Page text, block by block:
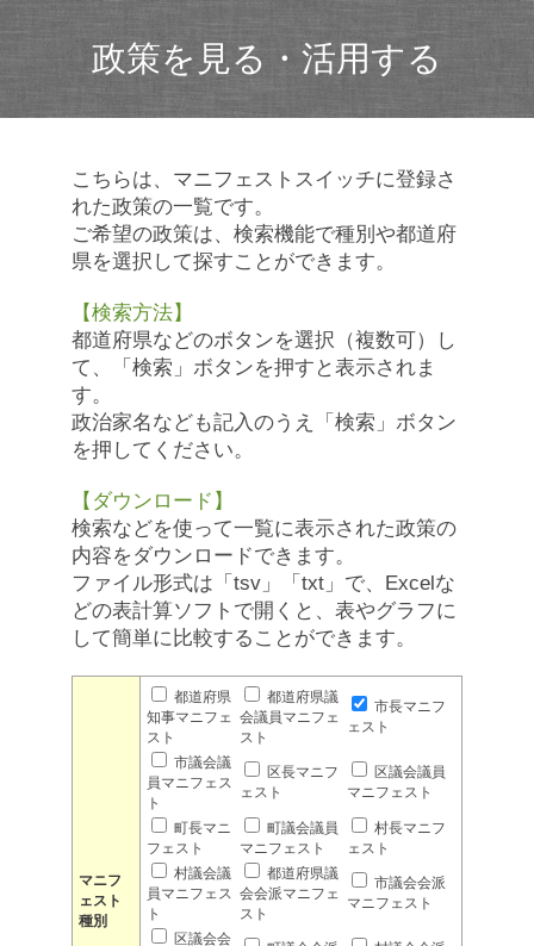
政策を見る・活用する
こちらは、マニフェストスイッチに登録さ
れた政策の一覧です。
ご希望の政策は、検索機能で種別や都道府
県を選択して探すことができます。
【検索方法】
都道府県などのボタンを選択（複数可）し
て、「検索」ボタンを押すと表示されま
す。
政治家名なども記入のうえ「検索」ボタン
を押してください。
【ダウンロード】
検索などを使って一覧に表示された政策の
内容をダウンロードできます。
ファイル形式は「tsv」「txt」で、Excelな
どの表計算ソフトで開くと、表やグラフに
して簡単に比較することができます。
マニフ
ェスト
種別
都道府県
知事マニフェ
スト
都道府県議
会議員マニフェ
スト
市長マニフ
ェスト
市議会議
員マニフェス
ト
区長マニフ
ェスト
区議会議員
マニフェスト
町長マニ
フェスト
町議会議員
マニフェスト
村長マニフ
ェスト
村議会議
員マニフェス
ト
都道府県議
会会派マニフェ
スト
市議会会派
マニフェスト
区議会会